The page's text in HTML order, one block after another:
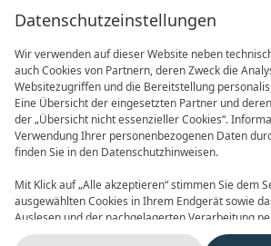
Datenschutzeinstellungen
Wir verwenden auf dieser Website neben
auch Cookies von Partnern, deren Zweck die
Websitezugriffen und die Bereitstellung
Eine Übersicht der eingesetzten Partner und
der „Übersicht nicht essenzieller Cookies“.
Verwendung Ihrer personenbezogenen Daten
finden Sie in den Datenschutzhinweisen.
Mit Klick auf „Alle akzeptieren“ stimmen Sie dem
ausgewählten Cookies in Ihrem Endgerät sowie
Auslesen und der nachgelagerten Verarbeitung
Daten (z.B. Ihrer IP-Adresse) durch uns und
ONLINE BUCHEN